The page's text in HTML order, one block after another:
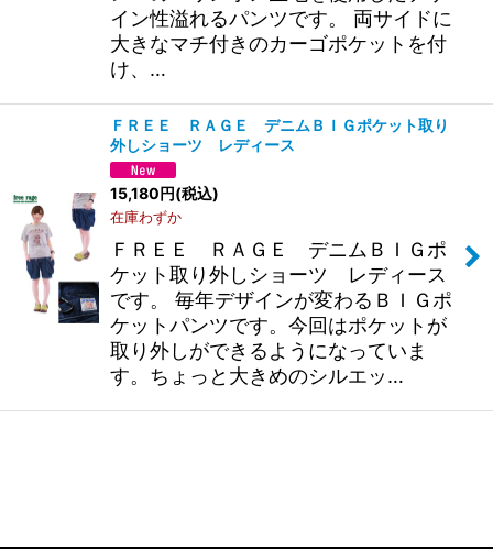
イン性溢れるパンツです。 両サイドに
大きなマチ付きのカーゴポケットを付
け、…
ＦＲＥＥ ＲＡＧＥ デニムＢＩＧポケット取り
外しショーツ レディース
15,180円(税込)
在庫わずか
ＦＲＥＥ ＲＡＧＥ デニムＢＩＧポ
ケット取り外しショーツ レディース
です。 毎年デザインが変わるＢＩＧポ
ケットパンツです。今回はポケットが
取り外しができるようになっていま
す。ちょっと大きめのシルエッ…